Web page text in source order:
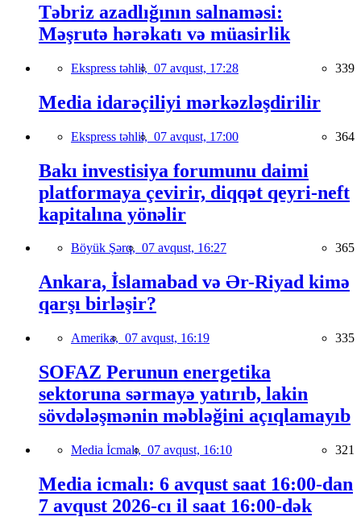
Təbriz azadlığının salnaməsi:
Məşrutə hərəkatı və müasirlik
Ekspress təhlil, 07 avqust, 17:28 339
Media idarəçiliyi mərkəzləşdirilir
Ekspress təhlil, 07 avqust, 17:00 364
Bakı investisiya forumunu daimi
platformaya çevirir, diqqət qeyri-neft
kapitalına yönəlir
Böyük Şərq, 07 avqust, 16:27 365
Ankara, İslamabad və Ər-Riyad kimə
qarşı birləşir?
Amerika, 07 avqust, 16:19 335
SOFAZ Perunun energetika
sektoruna sərmayə yatırıb, lakin
sövdələşmənin məbləğini açıqlamayıb
Media İcmalı, 07 avqust, 16:10 321
Media icmalı: 6 avqust saat 16:00-dan
7 avqust 2026-cı il saat 16:00-dək